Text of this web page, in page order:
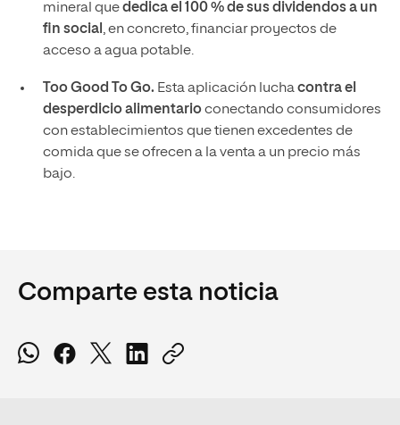
mineral quededica el 100 % de sus dividendos a un
fin social , en concreto, financiar proyectos de
acceso a agua potable.
Too Good To Go. Esta aplicación luchacontra el
desperdicio alimentarioconectando consumidores
con establecimientos que tienen excedentes de
comida que se ofrecen a la venta a un precio más
bajo.
Comparte esta noticia